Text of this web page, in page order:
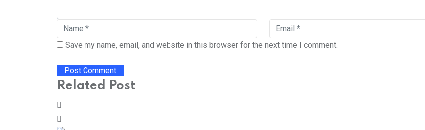
Save my name, email, and website in this browser for the next time I comment.
Related Post